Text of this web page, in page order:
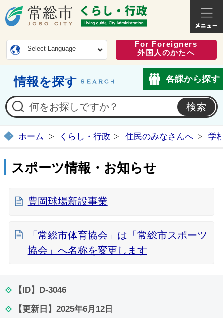
常総市公式ホームページ
くらし
Select Language
For Foreigners
外国人のかたへ
情報を探す 各課から探す
ホーム くらし・行政 住民のみなさんへ 学
スポーツ情報・お知らせ
豊岡球場新設事業
「常総市体育協会」は「常総市スポーツ
協会」へ名称を変更します
【ID】 D-3046
【更新日】 2025年6月12日